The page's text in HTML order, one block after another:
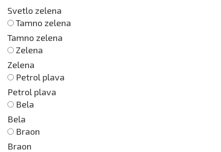
Svetlo zelena
Tamno zelena
Tamno zelena
Zelena
Zelena
Petrol plava
Petrol plava
Bela
Bela
Braon
Braon